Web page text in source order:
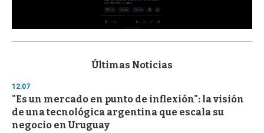
s
d
s
o
f
3
Últimas Noticias
12:07
"Es un mercado en punto de inflexión": la visión
de una tecnológica argentina que escala su
negocio en Uruguay